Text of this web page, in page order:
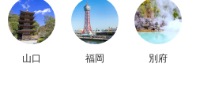
山口 福岡 別府